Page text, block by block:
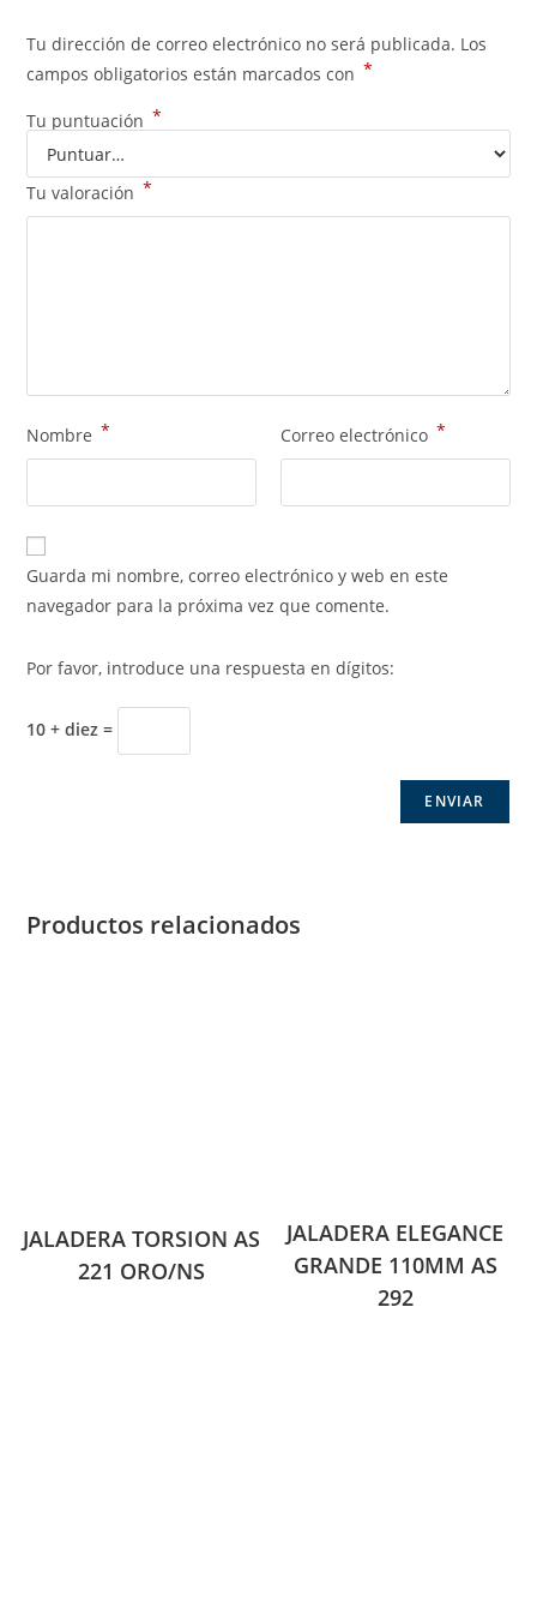
Tu dirección de correo electrónico no será publicada. Los
campos obligatorios están marcados con *
Tu puntuación *
Tu valoración *
Nombre * Correo electrónico *
Guarda mi nombre, correo electrónico y web en este
navegador para la próxima vez que comente.
Por favor, introduce una respuesta en dígitos:
10 + diez =
Productos relacionados
JALADERA TORSION AS
221 ORO/NS
JALADERA ELEGANCE
GRANDE 110MM AS
292